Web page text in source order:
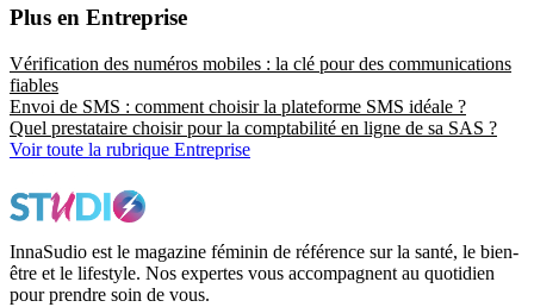
Plus en Entreprise
Vérification des numéros mobiles : la clé pour des communications
fiables
Envoi de SMS : comment choisir la plateforme SMS idéale ?
Quel prestataire choisir pour la comptabilité en ligne de sa SAS ?
Voir toute la rubrique Entreprise
InnaSudio est le magazine féminin de référence sur la santé, le bien-
être et le lifestyle. Nos expertes vous accompagnent au quotidien
pour prendre soin de vous.